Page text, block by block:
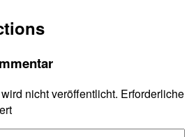
nicht veröffentlicht. Erforderliche